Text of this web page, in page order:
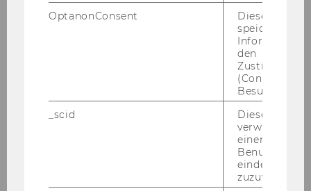
Ich willige ein, dass meine hier
angegebenen Daten zu Zwecken der
internen Verarbeitung verwendet und
Ich bestätige die Richtigkeit der hier
Ich bestätige, die Ordnungen und Vorgaben
OptanonConsent
Dieses Cookie
speichert
den
(Consent)
Besuchers.
_scid
Dieses
verwendet,
einem/einer
Benutzer*in
eindeutige ID
zuzuweisen